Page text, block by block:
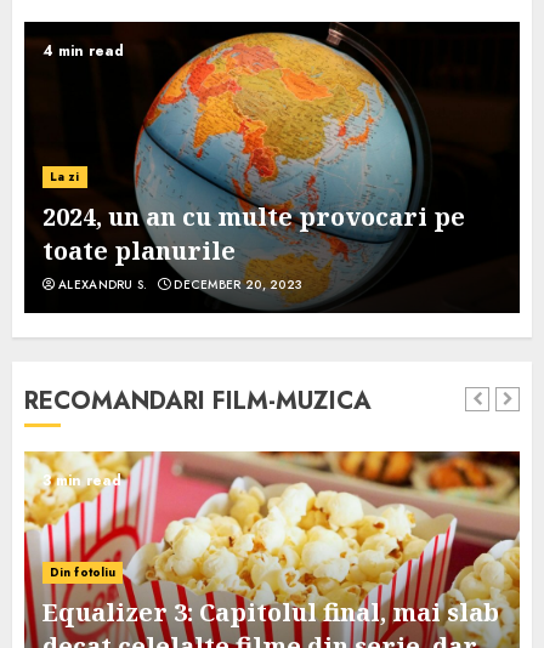
4 min read
La zi
2024, un an cu multe provocari pe
toate planurile
ALEXANDRU S. DECEMBER 20, 2023
RECOMANDARI FILM-MUZICA
3 min read
Din fotoliu
Equalizer 3: Capitolul final, mai slab